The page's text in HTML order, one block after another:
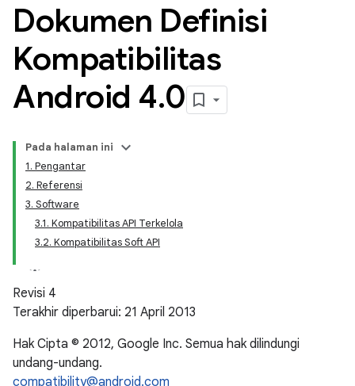
Dokumen Definisi
Kompatibilitas
Android 4.0
Pada halaman ini
1. Pengantar
2. Referensi
3. Software
3.1. Kompatibilitas API Terkelola
3.2. Kompatibilitas Soft API
Revisi 4
Terakhir diperbarui: 21 April 2013
Hak Cipta © 2012, Google Inc. Semua hak dilindungi
undang-undang.
compatibility@android.com